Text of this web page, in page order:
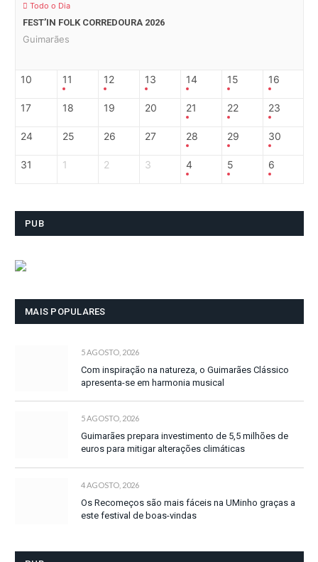
Todo o Dia
FEST’IN FOLK CORREDOURA 2026
Guimarães
10 11 12 13 14 15 16
17 18 19 20 21 22 23
24 25 26 27 28 29 30
31 1 2 3 4 5 6
PUB
MAIS POPULARES
5 AGOSTO, 2026
Com inspiração na natureza, o Guimarães Clássico
apresenta-se em harmonia musical
5 AGOSTO, 2026
Guimarães prepara investimento de 5,5 milhões de
euros para mitigar alterações climáticas
4 AGOSTO, 2026
Os Recomeços são mais fáceis na UMinho graças a
este festival de boas-vindas